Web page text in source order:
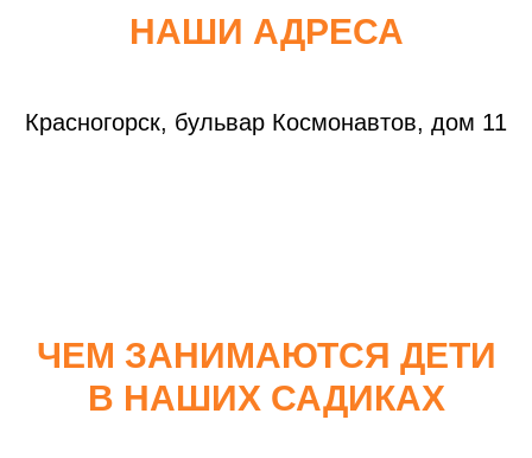
ЛОГОПЕДИЧЕСКИЙ
НАШИ АДРЕСА
Красногорск, бульвар Космонавтов, дом 11
ЧЕМ ЗАНИМАЮТСЯ ДЕТИ
В НАШИХ САДИКАХ